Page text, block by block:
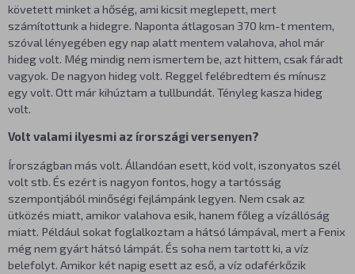
követett minket a hőség, ami kicsit meglepett, mert
számítottunk a hidegre. Naponta átlagosan 370 km-t mentem,
szóval lényegében egy nap alatt mentem valahova, ahol már
hideg volt. Még mindig nem ismertem be, azt hittem, csak fáradt
vagyok. De nagyon hideg volt. Reggel felébredtem és mínusz
egy volt. Ott már kihúztam a tullbundát. Tényleg kasza hideg
volt.
Volt valami ilyesmi az írországi versenyen?
Írországban más volt. Állandóan esett, köd volt, iszonyatos szél
volt stb. És ezért is nagyon fontos, hogy a tartósság
szempontjából minőségi fejlámpánk legyen. Nem csak az
ütközés miatt, amikor valahova esik, hanem főleg a vízállóság
miatt. Például sokat foglalkoztam a hátsó lámpával, mert a Fenix
még nem gyárt hátsó lámpát. És soha nem tartott ki, a víz
belefolyt. Amikor két napig esett az eső, a víz odaférkőzik